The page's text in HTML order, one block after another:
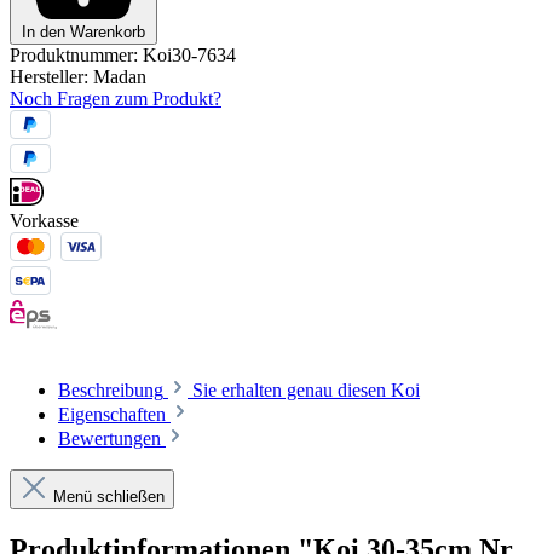
In den Warenkorb
Produktnummer: Koi30-7634
Hersteller: Madan
Noch Fragen zum Produkt?
Vorkasse
Beschreibung
Sie erhalten genau diesen Koi
Eigenschaften
Bewertungen
Menü schließen